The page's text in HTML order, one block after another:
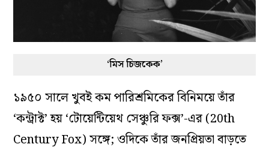
‘মিস চিজকেক’
১৯৫০ সালে খুবই কম পারিশ্রমিকের বিনিময়ে তাঁর
‘কন্ট্রাক্ট’ হয় ‘টোয়েন্টিয়েথ সেঞ্চুরি ফক্স’-এর (20th
Century Fox) সঙ্গে; ওদিকে তাঁর জনপ্রিয়তা বাড়তে